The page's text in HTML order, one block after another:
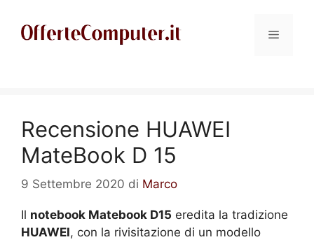
contenuto
Menu
Recensione HUAWEI
MateBook D 15
9 Settembre 2020 di Marco
Il notebook Matebook D15 eredita la tradizione
HUAWEI, con la rivisitazione di un modello